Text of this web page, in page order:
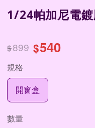
1/24帕加尼電
$899 $540
規格
開窗盒
數量